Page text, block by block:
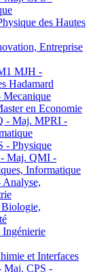
des Hautes
Entreprise
MJH -
Hadamard
en Economie
- Maj. MPRI -
- Physique
Maj. QMI -
Informatique
et Interfaces
Maj. CPS -